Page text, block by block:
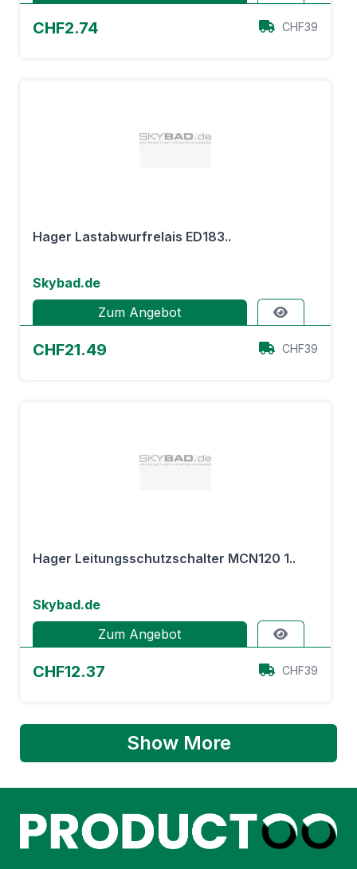
CHF2.74 CHF39
Hager Lastabwurfrelais ED183..
Skybad.de
Zum Angebot
CHF21.49 CHF39
Hager Leitungsschutzschalter MCN120 1..
Skybad.de
Zum Angebot
CHF12.37 CHF39
Show More